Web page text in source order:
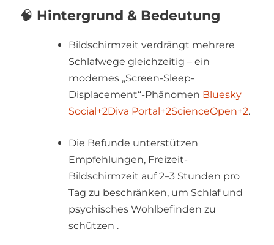
🧠 Hintergrund & Bedeutung
Bildschirmzeit verdrängt mehrere
Schlafwege gleichzeitig – ein
modernes „Screen-Sleep-
Displacement“-Phänomen Bluesky
Social+2Diva Portal+2ScienceOpen+2.
Die Befunde unterstützen
Empfehlungen, Freizeit-
Bildschirmzeit auf 2–3 Stunden pro
Tag zu beschränken, um Schlaf und
psychisches Wohlbefinden zu
schützen .